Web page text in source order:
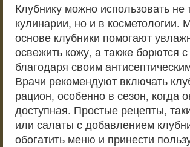
Клубнику можно использовать не
кулинарии, но и в косметологии.
основе клубники помогают
освежить кожу, а также борются
благодаря своим
Врачи рекомендуют включать
рацион, особенно в сезон, когда
доступная. Простые рецепты,
или салаты с добавлением
обогатить меню и принести